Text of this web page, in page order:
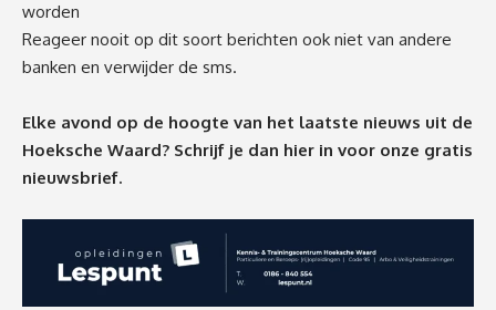
worden
Reageer nooit op dit soort berichten ook niet van andere
banken en verwijder de sms.
Elke avond op de hoogte van het laatste nieuws uit de
Hoeksche Waard? Schrijf je dan hier in voor onze gratis
nieuwsbrief.